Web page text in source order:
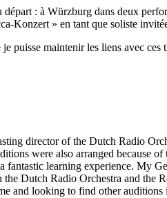
: à Würzburg dans deux
Konzert » en tant que soliste
puisse maintenir les liens avec
director of the Dutch Radio
were also arranged because
learning experience. My
Dutch Radio Orchestra and the
and looking to find other auditions